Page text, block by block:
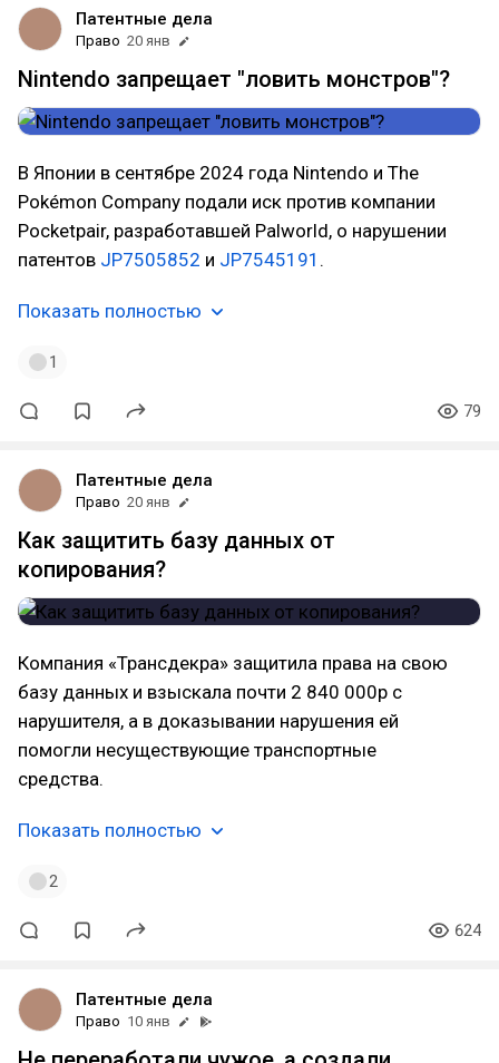
Патентные дела
Право 20 янв
Nintendo запрещает "ловить монстров"?
В Японии в сентябре 2024 года Nintendo и The
Pokémon Company подали иск против компании
Pocketpair, разработавшей Palworld, о нарушении
патентов JP7505852 и JP7545191 .
Показать полностью
1
79
Патентные дела
Право 20 янв
Как защитить базу данных от
копирования?
Компания «Трансдекра» защитила права на свою
базу данных и взыскала почти 2 840 000р с
нарушителя, а в доказывании нарушения ей
помогли несуществующие транспортные
средства.
Показать полностью
2
624
Патентные дела
Право 10 янв